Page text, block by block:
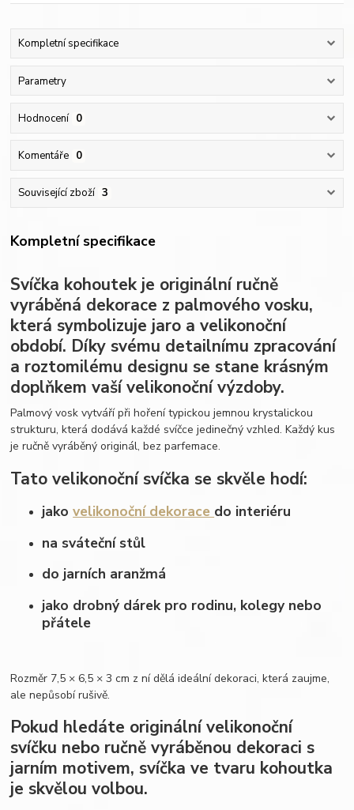
Kompletní specifikace
Parametry
Hodnocení 0
Komentáře 0
Související zboží 3
Kompletní specifikace
Svíčka kohoutek je originální ručně
vyráběná dekorace z palmového vosku,
která symbolizuje jaro a velikonoční
období. Díky svému detailnímu zpracování
a roztomilému designu se stane krásným
doplňkem vaší velikonoční výzdoby.
Palmový vosk vytváří při hoření typickou jemnou krystalickou
strukturu, která dodává každé svíčce jedinečný vzhled. Každý kus
je ručně vyráběný originál, bez parfemace.
Tato velikonoční svíčka se skvěle hodí:
jakovelikonoční dekorace do interiéru
na sváteční stůl
do jarních aranžmá
jako drobný dárek pro rodinu, kolegy nebo
přátele
Rozměr 7,5 × 6,5 × 3 cm z ní dělá ideální dekoraci, která zaujme,
ale nepůsobí rušivě.
Pokud hledáte originální velikonoční
svíčku nebo ručně vyráběnou dekoraci s
jarním motivem, svíčka ve tvaru kohoutka
je skvělou volbou.